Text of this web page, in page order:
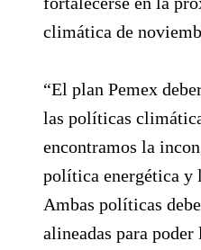
climática de
“El plan Pemex
las políticas
encontramos la
política energética
Ambas políticas
alineadas para